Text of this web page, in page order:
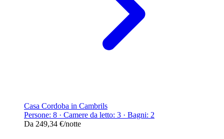
Casa Cordoba in Cambrils
Persone: 8 · Camere da letto: 3 · Bagni: 2
Da 249,34 €/notte